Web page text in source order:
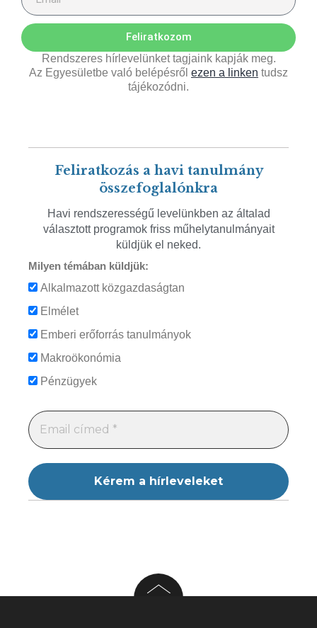
Feliratkozom
Rendszeres hírlevelünket tagjaink kapják meg.
Az Egyesületbe való belépésről ezen a linken tudsz
tájékozódni.
Feliratkozás a havi tanulmány
összefoglalónkra
Havi rendszerességű levelünkben az általad
választott programok friss műhelytanulmányait
küldjük el neked.
Milyen témában küldjük:
Alkalmazott közgazdaságtan
Elmélet
Emberi erőforrás tanulmányok
Makroökonómia
Pénzügyek